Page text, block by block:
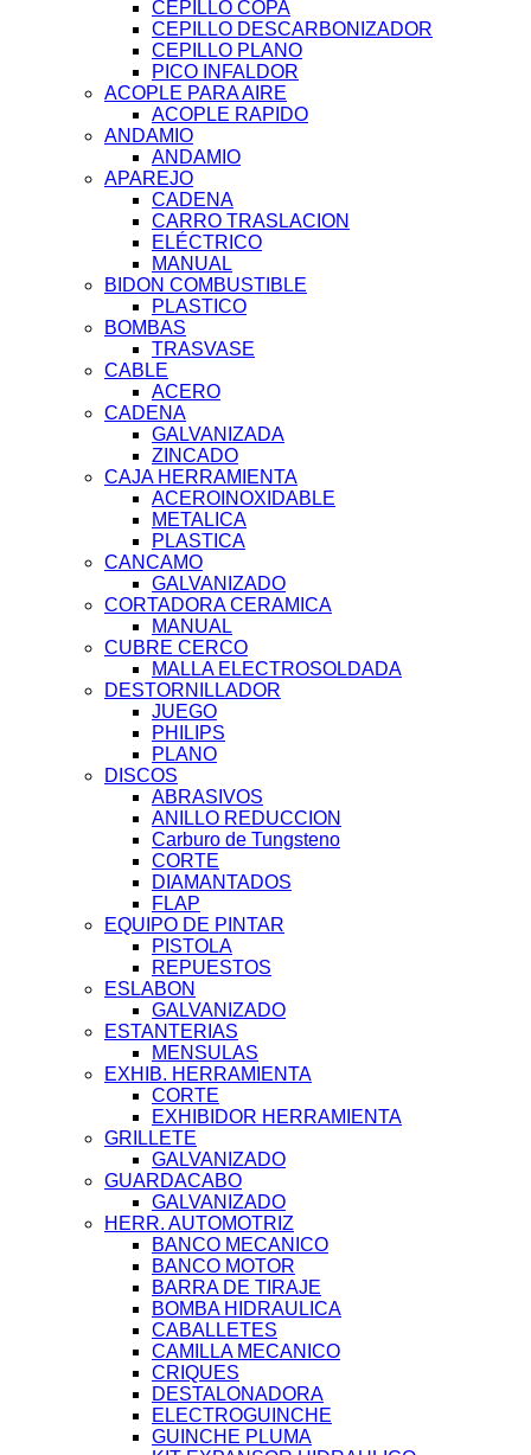
CEPILLO COPA
CEPILLO DESCARBONIZADOR
CEPILLO PLANO
PICO INFALDOR
ACOPLE PARA AIRE
ACOPLE RAPIDO
ANDAMIO
ANDAMIO
APAREJO
CADENA
CARRO TRASLACION
ELÉCTRICO
MANUAL
BIDON COMBUSTIBLE
PLASTICO
BOMBAS
TRASVASE
CABLE
ACERO
CADENA
GALVANIZADA
ZINCADO
CAJA HERRAMIENTA
ACEROINOXIDABLE
METALICA
PLASTICA
CANCAMO
GALVANIZADO
CORTADORA CERAMICA
MANUAL
CUBRE CERCO
MALLA ELECTROSOLDADA
DESTORNILLADOR
JUEGO
PHILIPS
PLANO
DISCOS
ABRASIVOS
ANILLO REDUCCION
Carburo de Tungsteno
CORTE
DIAMANTADOS
FLAP
EQUIPO DE PINTAR
PISTOLA
REPUESTOS
ESLABON
GALVANIZADO
ESTANTERIAS
MENSULAS
EXHIB. HERRAMIENTA
CORTE
EXHIBIDOR HERRAMIENTA
GRILLETE
GALVANIZADO
GUARDACABO
GALVANIZADO
HERR. AUTOMOTRIZ
BANCO MECANICO
BANCO MOTOR
BARRA DE TIRAJE
BOMBA HIDRAULICA
CABALLETES
CAMILLA MECANICO
CRIQUES
DESTALONADORA
ELECTROGUINCHE
GUINCHE PLUMA